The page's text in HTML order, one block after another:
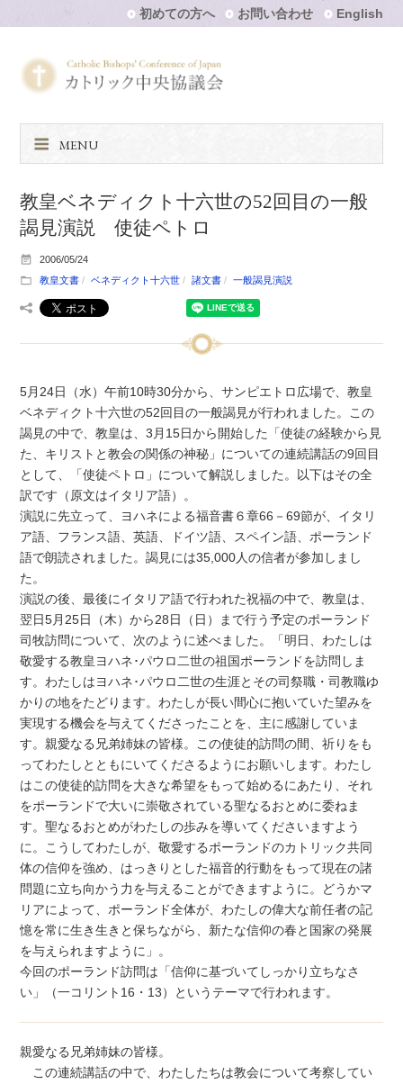
初めての方へ お問い合わせ English
MENU
教皇ベネディクト十六世の52回目の一般
謁見演説 使徒ペトロ
2006/05/24
教皇文書
ベネディクト十六世 諸文書 一般謁見演説
5月24日（水）午前10時30分から、サンピエトロ広場で、教皇
ベネディクト十六世の52回目の一般謁見が行われました。この
謁見の中で、教皇は、3月15日から開始した「使徒の経験から見
た、キリストと教会の関係の神秘」についての連続講話の9回目
として、「使徒ペトロ」について解説しました。以下はその全
訳です（原文はイタリア語）。
演説に先立って、ヨハネによる福音書６章66－69節が、イタリ
ア語、フランス語、英語、ドイツ語、スペイン語、ポーランド
語で朗読されました。謁見には35,000人の信者が参加しまし
た。
演説の後、最後にイタリア語で行われた祝福の中で、教皇は、
翌日5月25日（木）から28日（日）まで行う予定のポーランド
司牧訪問について、次のように述べました。「明日、わたしは
敬愛する教皇ヨハネ･パウロ二世の祖国ポーランドを訪問しま
す。わたしはヨハネ･パウロ二世の生涯とその司祭職・司教職ゆ
かりの地をたどります。わたしが長い間心に抱いていた望みを
実現する機会を与えてくださったことを、主に感謝していま
す。親愛なる兄弟姉妹の皆様。この使徒的訪問の間、祈りをも
ってわたしとともにいてくださるようにお願いします。わたし
はこの使徒的訪問を大きな希望をもって始めるにあたり、それ
をポーランドで大いに崇敬されている聖なるおとめに委ねま
す。聖なるおとめがわたしの歩みを導いてくださいますよう
に。こうしてわたしが、敬愛するポーランドのカトリック共同
体の信仰を強め、はっきりとした福音的行動をもって現在の諸
問題に立ち向かう力を与えることができますように。どうかマ
リアによって、ポーランド全体が、わたしの偉大な前任者の記
憶を常に生き生きと保ちながら、新たな信仰の春と国家の発展
を与えられますように」。
今回のポーランド訪問は「信仰に基づいてしっかり立ちなさ
い」（一コリント16・13）というテーマで行われます。
親愛なる兄弟姉妹の皆様。
この連続講話の中で、わたしたちは教会について考察してい